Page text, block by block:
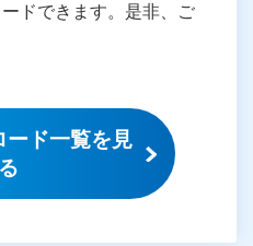
ドできます。是非、ご
ード一覧を見
る